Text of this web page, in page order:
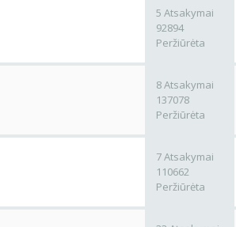
5 Atsakymai
92894
Peržiūrėta
8 Atsakymai
137078
Peržiūrėta
7 Atsakymai
110662
Peržiūrėta